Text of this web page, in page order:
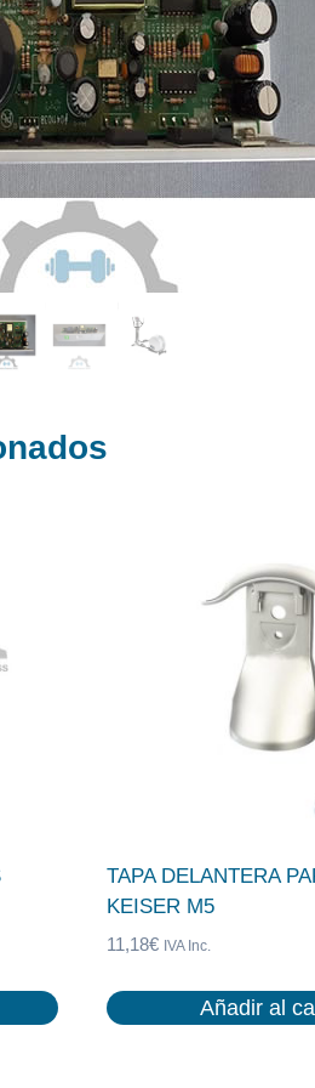
TAPA DELANTERA
KEISER M5
11,18€ IVA Inc.
Añadir al